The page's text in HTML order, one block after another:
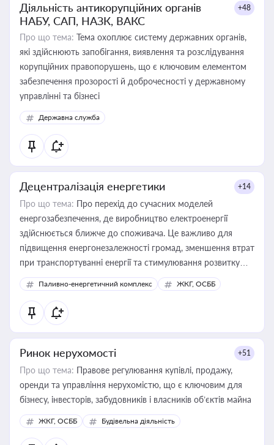
Діяльність антикорупційних органів
НАБУ, САП, НАЗК, ВАКС
+48
Про що тема: Тема охоплює систему державних органів,
які здійснюють запобігання, виявлення та розслідування
корупційних правопорушень, що є ключовим елементом
забезпечення прозорості й доброчесності у державному
управлінні та бізнесі
Державна служба
Децентралізація енергетики +14
Про що тема: Про перехід до сучасних моделей
енергозабезпечення, де виробництво електроенергії
здійснюється ближче до споживача. Це важливо для
підвищення енергонезалежності громад, зменшення втрат
при транспортуванні енергії та стимулювання розвитку
відновлюваних джерел
Паливно-енергетичний комплекс ЖКГ, ОСББ
Ринок нерухомості +51
Про що тема: Правове регулювання купівлі, продажу,
оренди та управління нерухомістю, що є ключовим для
бізнесу, інвесторів, забудовників і власників об’єктів майна
ЖКГ, ОСББ Будівельна діяльність